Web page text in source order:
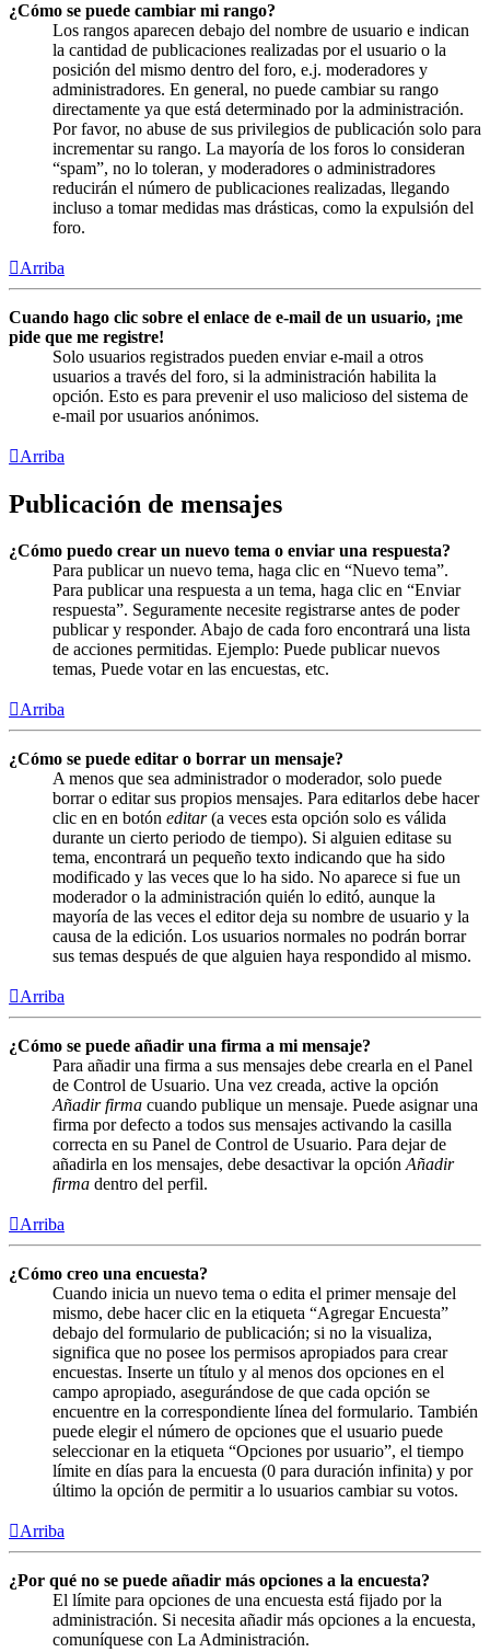
¿Cómo se puede cambiar mi rango?
Los rangos aparecen debajo del nombre de usuario e indican
la cantidad de publicaciones realizadas por el usuario o la
posición del mismo dentro del foro, e.j. moderadores y
administradores. En general, no puede cambiar su rango
directamente ya que está determinado por la administración.
Por favor, no abuse de sus privilegios de publicación solo para
incrementar su rango. La mayoría de los foros lo consideran
“spam”, no lo toleran, y moderadores o administradores
reducirán el número de publicaciones realizadas, llegando
incluso a tomar medidas mas drásticas, como la expulsión del
foro.
Arriba
Cuando hago clic sobre el enlace de e-mail de un usuario, ¡me
pide que me registre!
Solo usuarios registrados pueden enviar e-mail a otros
usuarios a través del foro, si la administración habilita la
opción. Esto es para prevenir el uso malicioso del sistema de
e-mail por usuarios anónimos.
Arriba
Publicación de mensajes
¿Cómo puedo crear un nuevo tema o enviar una respuesta?
Para publicar un nuevo tema, haga clic en “Nuevo tema”.
Para publicar una respuesta a un tema, haga clic en “Enviar
respuesta”. Seguramente necesite registrarse antes de poder
publicar y responder. Abajo de cada foro encontrará una lista
de acciones permitidas. Ejemplo: Puede publicar nuevos
temas, Puede votar en las encuestas, etc.
Arriba
¿Cómo se puede editar o borrar un mensaje?
A menos que sea administrador o moderador, solo puede
borrar o editar sus propios mensajes. Para editarlos debe hacer
clic en en botón editar(a veces esta opción solo es válida
durante un cierto periodo de tiempo). Si alguien editase su
tema, encontrará un pequeño texto indicando que ha sido
modificado y las veces que lo ha sido. No aparece si fue un
moderador o la administración quién lo editó, aunque la
mayoría de las veces el editor deja su nombre de usuario y la
causa de la edición. Los usuarios normales no podrán borrar
sus temas después de que alguien haya respondido al mismo.
Arriba
¿Cómo se puede añadir una firma a mi mensaje?
Para añadir una firma a sus mensajes debe crearla en el Panel
de Control de Usuario. Una vez creada, active la opción
Añadir firma cuando publique un mensaje. Puede asignar una
firma por defecto a todos sus mensajes activando la casilla
correcta en su Panel de Control de Usuario. Para dejar de
añadirla en los mensajes, debe desactivar la opción Añadir
firma dentro del perfil.
Arriba
¿Cómo creo una encuesta?
Cuando inicia un nuevo tema o edita el primer mensaje del
mismo, debe hacer clic en la etiqueta “Agregar Encuesta”
debajo del formulario de publicación; si no la visualiza,
significa que no posee los permisos apropiados para crear
encuestas. Inserte un título y al menos dos opciones en el
campo apropiado, asegurándose de que cada opción se
encuentre en la correspondiente línea del formulario. También
puede elegir el número de opciones que el usuario puede
seleccionar en la etiqueta “Opciones por usuario”, el tiempo
límite en días para la encuesta (0 para duración infinita) y por
último la opción de permitir a lo usuarios cambiar su votos.
Arriba
¿Por qué no se puede añadir más opciones a la encuesta?
El límite para opciones de una encuesta está fijado por la
administración. Si necesita añadir más opciones a la encuesta,
comuníquese con La Administración.